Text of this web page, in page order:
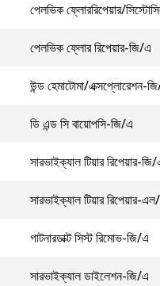
পেলভিক ফ্লোররিপেয়ার/
পেলভিক ফ্লোর রিপেয়ার-জি/এ
উন্ড হেমাটোমা/এক্সপ্লোরেশন-
ডি এন্ড সি বায়োপসি-জি/এ
সারভাইক্যাল টিয়ার রিপেয়ার-
সারভাইক্যাল টিয়ার রিপেয়ার-
গাটনারডাক্ট সিস্ট রিমোভ-জি/এ
সারভাইক্যাল ডাইলেশন-জি/এ